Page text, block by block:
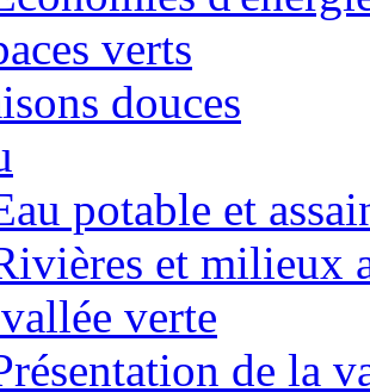
verts
douces
potable et
et milieux
verte
de la